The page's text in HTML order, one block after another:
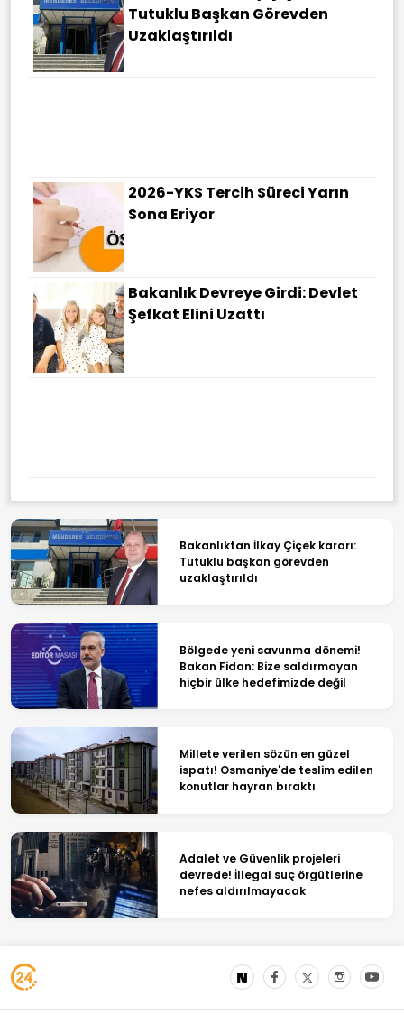
Tutuklu Başkan Görevden
Uzaklaştırıldı
2026-YKS Tercih Süreci Yarın
Sona Eriyor
Bakanlık Devreye Girdi: Devlet
Şefkat Elini Uzattı
Bakanlıktan İlkay Çiçek kararı:
Tutuklu başkan görevden
uzaklaştırıldı
Bölgede yeni savunma dönemi!
Bakan Fidan: Bize saldırmayan
hiçbir ülke hedefimizde değil
Millete verilen sözün en güzel
ispatı! Osmaniye'de teslim edilen
konutlar hayran bıraktı
Adalet ve Güvenlik projeleri
devrede! İllegal suç örgütlerine
nefes aldırılmayacak